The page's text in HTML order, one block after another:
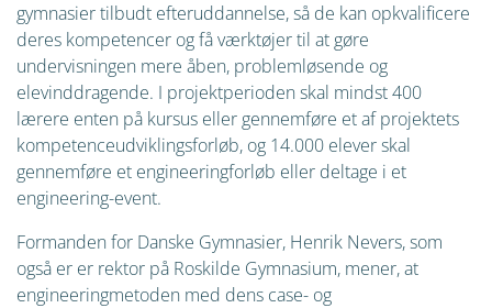
gymnasier tilbudt efteruddannelse, så de kan opkvalificere
deres kompetencer og få værktøjer til at gøre
undervisningen mere åben, problemløsende og
elevinddragende. I projektperioden skal mindst 400
lærere enten på kursus eller gennemføre et af projektets
kompetenceudviklingsforløb, og 14.000 elever skal
gennemføre et engineeringforløb eller deltage i et
engineering-event.
Formanden for Danske Gymnasier, Henrik Nevers, som
også er er rektor på Roskilde Gymnasium, mener, at
engineeringmetoden med dens case- og